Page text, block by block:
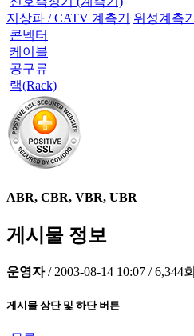
지상파 / CATV 계측기
위성계측기
콘넥터
케이블
공구류
랙(Rack)
ABR, CBR, VBR, UBR
게시물 정보
운영자 / 2003-08-14 10:07 / 6,344회
게시물 상단 및 하단 버튼